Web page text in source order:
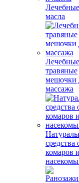
масла
Лечебные
травяные
мешочки
массажа
средства
комаров и